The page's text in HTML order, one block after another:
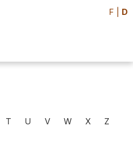
F D
T U V W X Z